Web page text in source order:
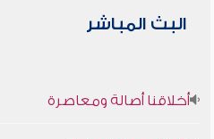
البث المباشر
أخلاقنا أصالة ومعاصرة